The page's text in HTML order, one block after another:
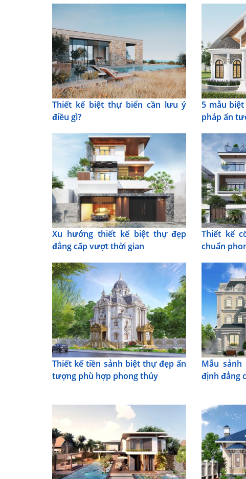
Thiết kế biệt thự biển cần lưu ý
điều gì?
5 mẫu
pháp ấn
Xu hướng thiết kế biệt thự đẹp
đẳng cấp vượt thời gian
Thiết kế
chuẩn
Thiết kế tiền sảnh biệt thự đẹp ấn
tượng phù hợp phong thủy
Mẫu sảnh
định đẳng